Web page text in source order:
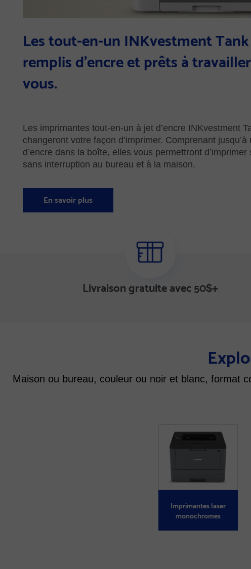
Les tout-en-un INKvestment
remplis d’encre et prêts à
vous.
Les imprimantes tout-en-un à jet d’encre INKvestment
changeront votre façon d’imprimer. Comprenant
d’encre dans la boîte, elles vous permettront
sans interruption au bureau et à la maison.
En savoir plus
Livraison gratuite avec 50$+
Maison ou bureau, couleur ou noir et blanc, format
Imprimantes laser
monochromes